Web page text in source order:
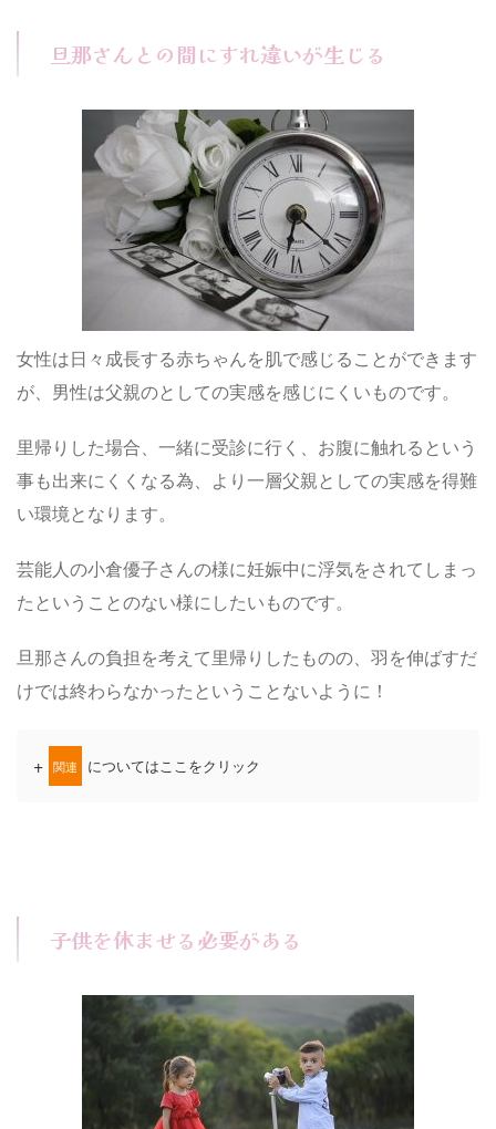
旦那さんとの間にすれ違いが生じる
女性は日々成長する赤ちゃんを肌で感じることができます
が、男性は父親のとしての実感を感じにくいものです。
里帰りした場合、一緒に受診に行く、お腹に触れるという
事も出来にくくなる為、より一層父親としての実感を得難
い環境となります。
芸能人の小倉優子さんの様に妊娠中に浮気をされてしまっ
たということのない様にしたいものです。
旦那さんの負担を考えて里帰りしたものの、羽を伸ばすだ
けでは終わらなかったということないように！
+ 関連 についてはここをクリック
子供を休ませる必要がある